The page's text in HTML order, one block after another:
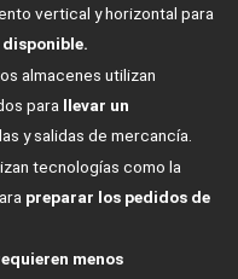
vertical y horizontal para
almacenes utilizan
para llevar un
y salidas de mercancía.
tecnologías como la
preparar los pedidos de
menos